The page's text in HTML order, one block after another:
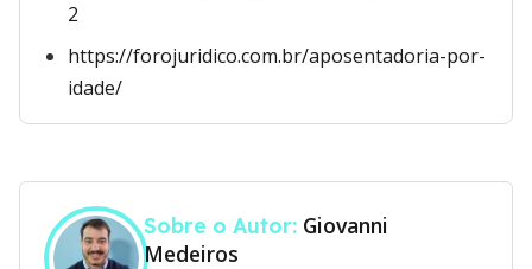
2
https://forojuridico.com.br/aposentadoria-por-
idade/
Sobre o Autor: Giovanni
Medeiros